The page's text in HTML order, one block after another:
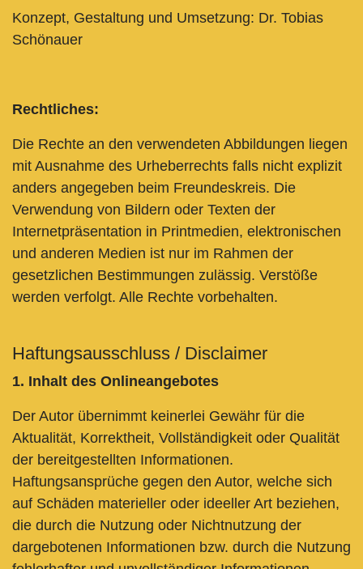
Konzept, Gestaltung und Umsetzung: Dr. Tobias
Schönauer
Rechtliches:
Die Rechte an den verwendeten Abbildungen liegen
mit Ausnahme des Urheberrechts falls nicht explizit
anders angegeben beim Freundeskreis. Die
Verwendung von Bildern oder Texten der
Internetpräsentation in Printmedien, elektronischen
und anderen Medien ist nur im Rahmen der
gesetzlichen Bestimmungen zulässig. Verstöße
werden verfolgt. Alle Rechte vorbehalten.
Haftungsausschluss / Disclaimer
1. Inhalt des Onlineangebotes
Der Autor übernimmt keinerlei Gewähr für die
Aktualität, Korrektheit, Vollständigkeit oder Qualität
der bereitgestellten Informationen.
Haftungsansprüche gegen den Autor, welche sich
auf Schäden materieller oder ideeller Art beziehen,
die durch die Nutzung oder Nichtnutzung der
dargebotenen Informationen bzw. durch die Nutzung